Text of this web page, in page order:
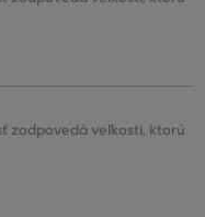
zodpovedá veľkosti, ktorú